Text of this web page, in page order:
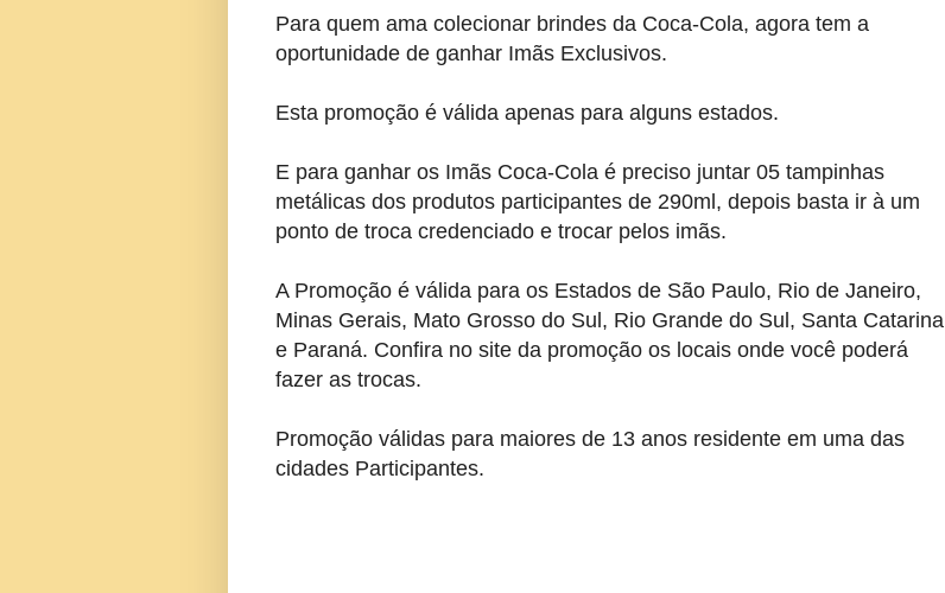
Para quem ama colecionar brindes da Coca-Cola, agora tem a
oportunidade de ganhar Imãs Exclusivos.
Esta promoção é válida apenas para alguns estados.
E para ganhar os Imãs Coca-Cola é preciso juntar 05 tampinhas
metálicas dos produtos participantes de 290ml, depois basta ir à um
ponto de troca credenciado e trocar pelos imãs.
A Promoção é válida para os Estados de São Paulo, Rio de Janeiro,
Minas Gerais, Mato Grosso do Sul, Rio Grande do Sul, Santa Catarina
e Paraná. Confira no site da promoção os locais onde você poderá
fazer as trocas.
Promoção válidas para maiores de 13 anos residente em uma das
cidades Participantes.